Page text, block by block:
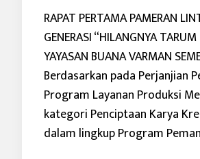
RAPAT PERTAMA PAMERAN
GENERASI “HILANGNYA
YAYASAN BUANA VARMAN
Berdasarkan pada Perjanjian
Program Layanan Produksi
kategori Penciptaan Karya
dalam lingkup Program